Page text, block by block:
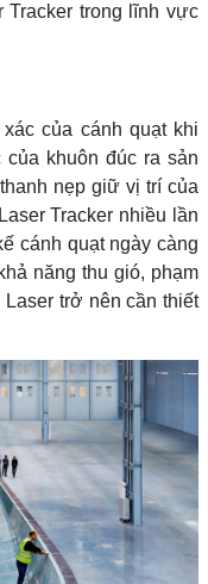
Tracker trong lĩnh vực
của cánh quạt khi
khuôn đúc ra sản
nẹp giữ vị trí của
Tracker nhiều lần
cánh quạt ngày càng
năng thu gió, phạm
trở nên cần thiết